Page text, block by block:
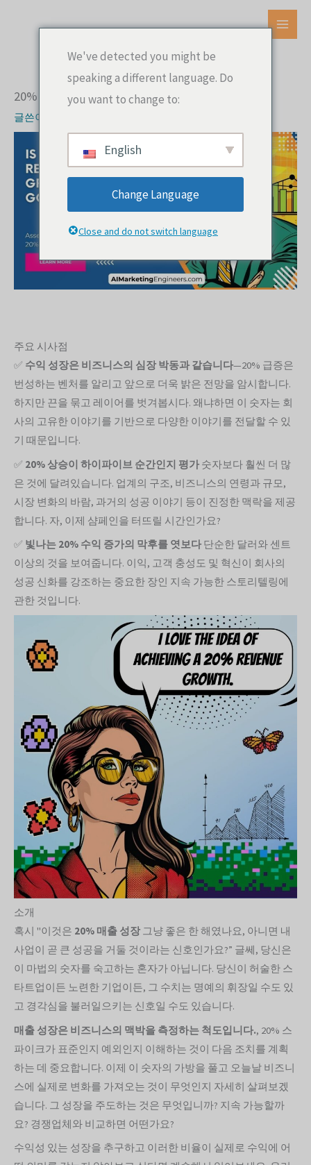
메
20% 매출성장 좋은가요?
글쓴이
주요 시사점
✅ 수익 성장은 비즈니스의 심장 박동과 같습니다—20% 급증은
번성하는 벤처를 알리고 앞으로 더욱 밝은 전망을 암시합니다.
하지만 끈을 묶고 레이어를 벗겨봅시다. 왜냐하면 이 숫자는 회
사의 고유한 이야기를 기반으로 다양한 이야기를 전달할 수 있
기 때문입니다.
✅ 20% 상승이 하이파이브 순간인지 평가 숫자보다 훨씬 더 많
은 것에 달려있습니다. 업계의 구조, 비즈니스의 연령과 규모,
시장 변화의 바람, 과거의 성공 이야기 등이 진정한 맥락을 제공
합니다. 자, 이제 샴페인을 터뜨릴 시간인가요?
✅ 빛나는 20% 수익 증가의 막후를 엿보다 단순한 달러와 센트
이상의 것을 보여줍니다. 이익, 고객 충성도 및 혁신이 회사의
성공 신화를 강조하는 중요한 장인 지속 가능한 스토리텔링에
관한 것입니다.
소개
혹시 "이것은 20% 매출 성장 그냥 좋은 한 해였나요, 아니면 내
사업이 곧 큰 성공을 거둘 것이라는 신호인가요?” 글쎄, 당신은
이 마법의 숫자를 숙고하는 혼자가 아닙니다. 당신이 허술한 스
타트업이든 노련한 기업이든, 그 수치는 명예의 휘장일 수도 있
고 경각심을 불러일으키는 신호일 수도 있습니다.
매출 성장은 비즈니스의 맥박을 측정하는 척도입니다., 20% 스
파이크가 표준인지 예외인지 이해하는 것이 다음 조치를 계획
하는 데 중요합니다. 이제 이 숫자의 가방을 풀고 오늘날 비즈니
스에 실제로 변화를 가져오는 것이 무엇인지 자세히 살펴보겠
습니다. 그 성장을 주도하는 것은 무엇입니까? 지속 가능할까
요? 경쟁업체와 비교하면 어떤가요?
수익성 있는 성장을 추구하고 이러한 비율이 실제로 수익에 어
We've detected you might be
speaking a different language. Do
you want to change to:
English
Change Language
Close and do not switch language